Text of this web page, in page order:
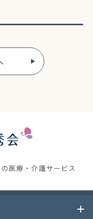
医療・介護サービス